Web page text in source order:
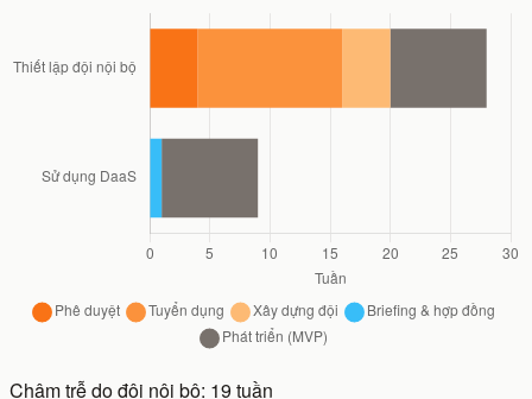
Chậm trễ do đội nội bộ: 19 tuần